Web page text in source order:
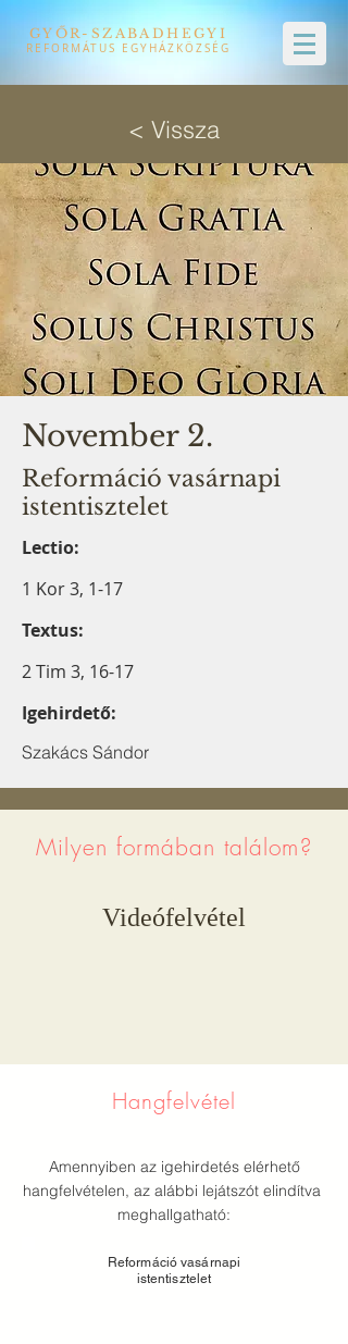
GYŐR-SZABADHEGYI
REFORMÁTUS EGYHÁZKÖZSÉG
< Vissza
November 2.
Reformáció vasárnapi
istentisztelet
Lectio:
1 Kor 3, 1-17
Textus:
2 Tim 3, 16-17
Igehirdető:
Szakács Sándor
Milyen formában találom?
Videófelvétel
Hangfelvétel
Amennyiben az igehirdetés elérhető
hangfelvételen, az alábbi lejátszót elindítva
meghallgatható:
Reformáció vasárnapi
istentisztelet